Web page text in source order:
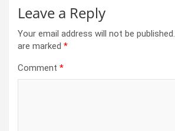
Leave a Reply
Your email address will not be published.
are marked *
Comment *